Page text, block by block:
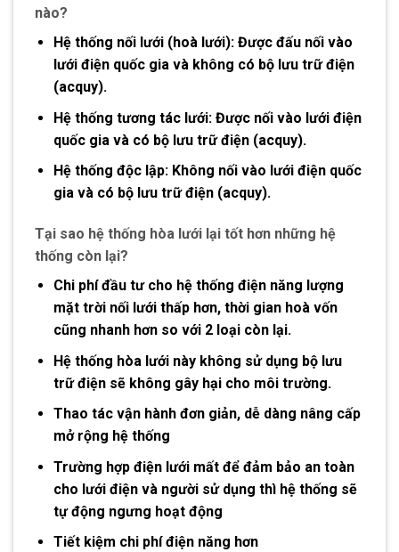
nào?
Hệ thống nối lưới (hoà lưới): Được đấu nối vào
lưới điện quốc gia và không có bộ lưu trữ điện
(acquy).
Hệ thống tương tác lưới: Được nối vào lưới điện
quốc gia và có bộ lưu trữ điện (acquy).
Hệ thống độc lập: Không nối vào lưới điện quốc
gia và có bộ lưu trữ điện (acquy).
Tại sao hệ thống hòa lưới lại tốt hơn những hệ
thống còn lại?
Chi phí đầu tư cho hệ thống điện năng lượng
mặt trời nối lưới thấp hơn, thời gian hoà vốn
cũng nhanh hơn so với 2 loại còn lại.
Hệ thống hòa lưới này không sử dụng bộ lưu
trữ điện sẽ không gây hại cho môi trường.
Thao tác vận hành đơn giản, dễ dàng nâng cấp
mở rộng hệ thống
Trường hợp điện lưới mất để đảm bảo an toàn
cho lưới điện và người sử dụng thì hệ thống sẽ
tự động ngưng hoạt động
Tiết kiệm chi phí điện năng hơn